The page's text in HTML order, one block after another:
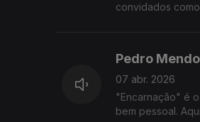
convidados
Pedro
07 abr. 2026
"Encarnação" é
bem pessoal.